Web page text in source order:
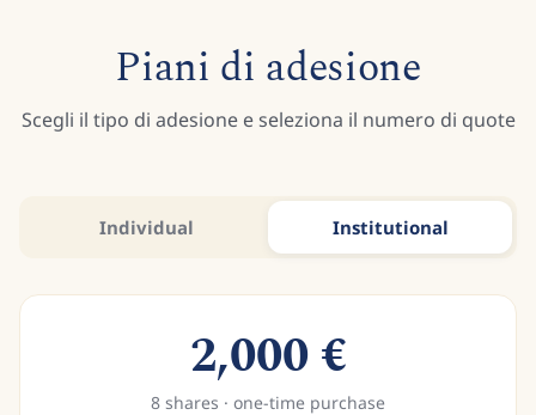
Piani di adesione
Scegli il tipo di adesione e seleziona il numero di quote
Individual Institutional
2,000€
8 shares · one-time purchase